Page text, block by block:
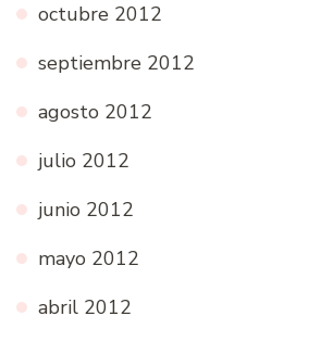
octubre 2012
septiembre 2012
agosto 2012
julio 2012
junio 2012
mayo 2012
abril 2012